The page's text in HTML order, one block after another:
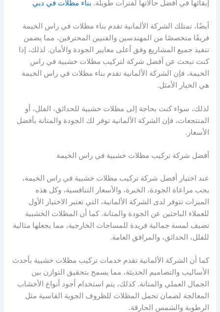
إبقائها في أفضل حالاتها لفترات طويلة. بناء مظلات في دبي
أيضًا، تمتلك الشركة الألمانية تقدم بناء مظلات في راس الخيمة
فريقًا متخصصًا من المهندسين والفنيين المحترفين، مما يضمن
تنفيذ جميع المشاريع وفق أعلى معايير الجودة والأمان. لذلك، إذا
كنت تبحث عن أفضل شركة لتركيب مظلات خشبية في راس
الخيمة، فإن الشركة الألمانية تقدم بناء مظلات في راس الخيمة
هي الخيار الأمثل.
لذلك، سواء كنت بحاجة إلى مظلات خشبية للحدائق، الفلل، أو
المنتجعات، فإن الشركة الألمانية توفر لك الجودة والمتانة بأفضل
الأسعار.
أفضل شركة تركيب مظلات خشبية في راس الخيمة
عند اختيار أفضل شركة تركيب مظلات خشبية في راس الخيمة،
يجب مراعاة الجودة، الخبرة، والأسعار التنافسية، وكل هذه
الميزات تتوفر لدى الشركة الألمانية، التي تعتبر الاختيار الأول
للعملاء الباحثين عن الجودة والمتانة. كما أن المظلات الخشبية
تضيف لمسة جمالية فريدة للمساحات الخارجية، مما يجعلها مثالية
للفلل، الحدائق، والمرافق العامة.
كما أن الشركة الألمانية تقدم خدمات تركيب مظلات خشبية بأحدث
الأساليب والتصاميم الحديثة، مما يسمح بتحقيق التوازن بين
الجمال العملي والمتانة. كذلك، يتم استخدام أجود أنواع الأخشاب
المعالجة لضمان تحمل المظلات للظروف الجوية القاسية مثل
الرطوبة والشمس الحارقة.